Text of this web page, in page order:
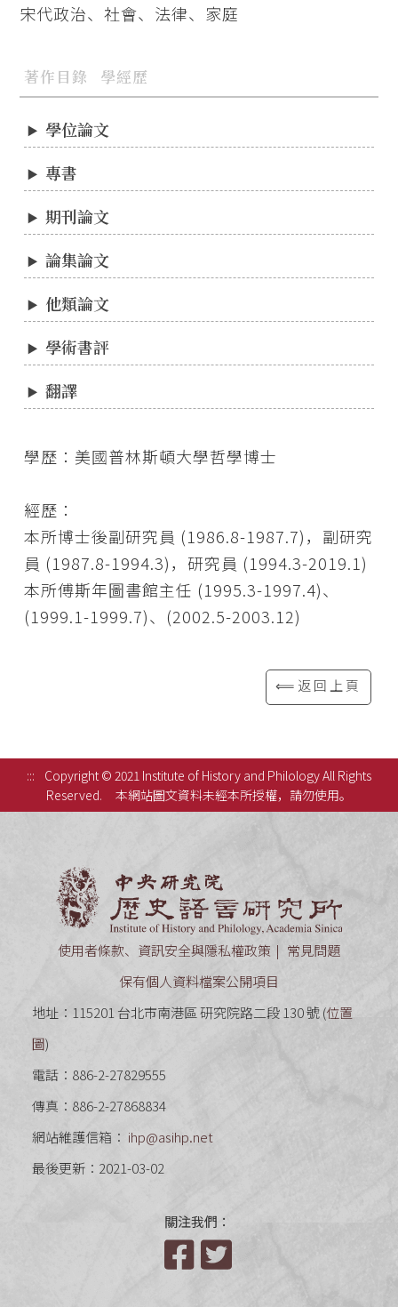
宋代政治、社會、法律、家庭
著作目錄 學經歷
學位論文
專書
期刊論文
論集論文
他類論文
學術書評
翻譯
學歷：美國普林斯頓大學哲學博士
經歷：
本所博士後副研究員 (1986.8-1987.7)，副研究
員 (1987.8-1994.3)，研究員 (1994.3-2019.1)
本所傅斯年圖書館主任 (1995.3-1997.4)、
(1999.1-1999.7)、(2002.5-2003.12)
⟸返回上頁
:::
Copyright © 2021 Institute of History and Philology All Rights
Reserved.
本網站圖文資料未經本所授權，請勿使用。
使用者條款、資訊安全與隱私權政策
常見問題
保有個人資料檔案公開項目
地址：115201 台北市南港區 研究院路二段 130 號 (位置
圖)
電話：886-2-27829555
傳真：886-2-27868834
網站維護信箱： ihp@asihp.net
最後更新：2021-03-02
關注我們：
Facebook